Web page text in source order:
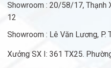
Showroom : 20/58/17, Thạnh
12
Showroom : Lê Văn Lương, P.
Xưởng SX I: 361 TX25.